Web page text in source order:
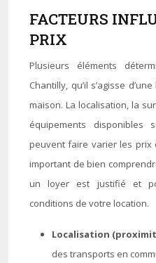
FACTEURS
PRIX
Plusieurs éléments
Chantilly, qu’il s’agisse
maison. La localisation, la
équipements
peuvent faire varier les prix
important de bien
un loyer est justifié et
conditions de votre location.
Localisation
des transports en